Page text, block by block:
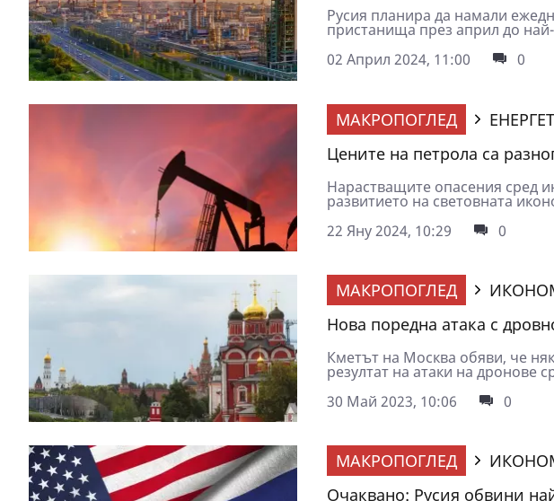
Русия планира да намали
пристанища през април до
02 Април 2024, 11:00
0
МАКРОПОГЛЕД
Цените на петрола са
Нарастващите опасения сред
развитието на световната
22 Яну 2024, 10:29
0
МАКРОПОГЛЕД
Нова поредна атака с
Кметът на Москва обяви, че
резултат на атаки на дронове
30 Май 2023, 10:06
0
МАКРОПОГЛЕД
Очаквано: Русия обвини